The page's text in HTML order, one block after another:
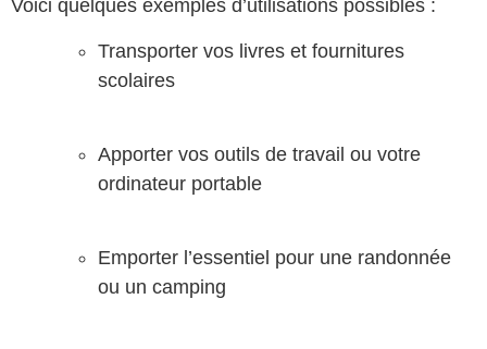
Voici quelques exemples d’utilisations possibles :
Transporter vos livres et fournitures
scolaires
Apporter vos outils de travail ou votre
ordinateur portable
Emporter l’essentiel pour une randonnée
ou un camping